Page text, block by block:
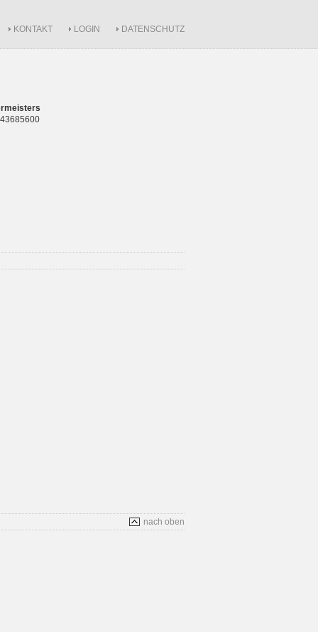
KONTAKT LOGIN DATENSCHUTZ
nach oben